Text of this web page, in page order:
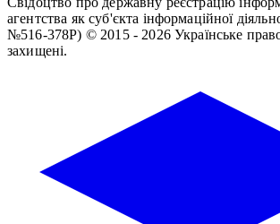
агентства як суб'єкта інформаційної
№516-378Р) © 2015 - 2026 Українське
захищені.